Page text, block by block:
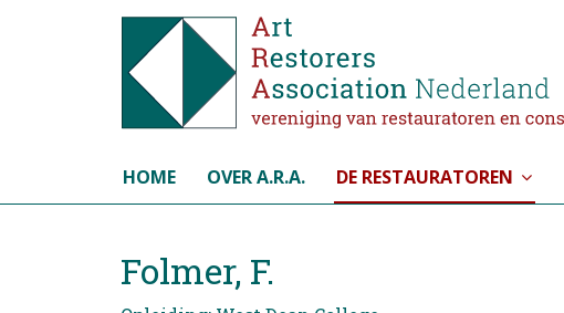
HOME OVER A.R.A. DE RESTAURATOREN
Selecteer de taal
Folmer, F.